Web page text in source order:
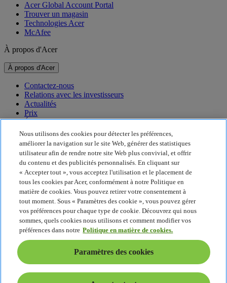
Acer Global Account Portal
Trouver un magasin
Technologies Acer
McAfee
À propos d'Acer
À propos d'Acer
Contactez-nous
Relations avec les investisseurs
Actualités
Prix
Événements
Développement durable
Développement durable
Responsabilité sociale de l'entreprise
Empreinte carbone du produit
Project Humanity
Earthion
Politique de confidentialité
Politique en matière de cookies
Mentions légales
Informations légales supplémentaires
Politique en matière d'accessibilité
Paramètres des cookies
France - Français
Nous utilisons des cookies pour détecter les préférences,
améliorer la navigation sur le site Web, générer des statistiques
utilisateur afin de rendre notre site Web plus convivial, et offrir
du contenu et des publicités personnalisés. En cliquant sur
« Accepter tout », vous acceptez l'utilisation et le placement de
tous les cookies par Acer, conformément à notre Politique en
matière de cookies. Vous pouvez retirer votre consentement à
tout moment. Sous « Paramètres des cookie », vous pouvez gérer
vos préférences pour chaque type de cookie. Découvrez qui nous
sommes, quels cookies nous utilisons et comment modifier vos
préférences dans notre Politique en matière de cookies.
Paramètres des cookies